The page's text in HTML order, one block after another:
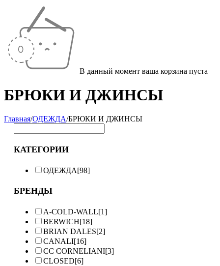
В данный момент ваша корзина пуста
БРЮКИ И ДЖИНСЫ
Главная/ОДЕЖДА/БРЮКИ И ДЖИНСЫ
КАТЕГОРИИ
ОДЕЖДА[98]
БРЕНДЫ
A-COLD-WALL[1]
BERWICH[18]
BRIAN DALES[2]
CANALI[16]
CC CORNELIANI[3]
CLOSED[6]